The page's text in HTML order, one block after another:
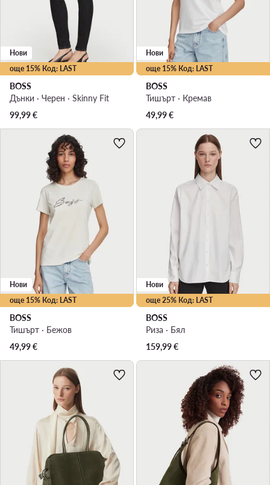
още 15% Код: LAST
Нови
BOSS
Дънки · Черен · Skinny Fit
99,99€
още 15% Код: LAST
Нови
BOSS
Тишърт · Кремав
49,99€
още 15% Код: LAST
Нови
BOSS
Тишърт · Бежов
49,99€
още 25% Код: LAST
Нови
BOSS
Риза · Бял
159,99€